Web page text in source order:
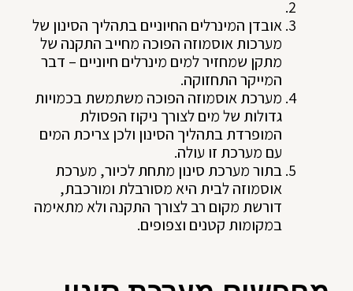
אובדן המינרלים החיוניים בתהליך הסינון של
מערכות אוסמוזה הפוכה מחייב התקנה של
מתקן שמחזיר למים מינרלים חיוניים – דבר
המייקר התחזוקה.
מערכת אוסמוזה הפוכה משתמשת בכמויות
גדולות של מים לצורך ניקוז הפסולת
המופרדת בתהליך הסינון ולכן צריכת המים
עם מערכת זו עולה.
בתור מערכת סינון מתחת לכיור, מערכת
אוסמוזה לבית היא מסורבלת ומורכבת,
דורשת מקום רב לצורך התקנה ולא מתאימה
במקומות קטנים וצפופים.